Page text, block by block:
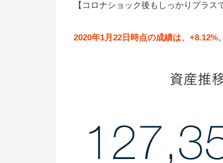
【コロナショック後もしっかりプラス
2020年1月22日時点の成績は、+8.12%